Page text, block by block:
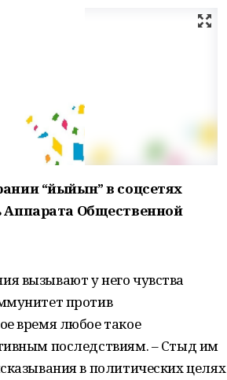
“йыйын” в соцсетях
Аппарата Общественной
вызывают у него чувства
против
время любое такое
последствиям. – Стыд им
в политических целях